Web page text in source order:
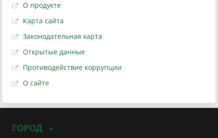
О продукте
Карта сайта
Законодательная карта
Открытые данные
Противодействие коррупции
О сайте
ГОРОД